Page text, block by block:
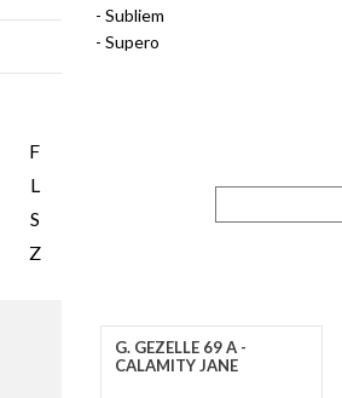
F
L
S
Z
Subliem
Supero
G. GEZELLE 69 A -
CALAMITY JANE